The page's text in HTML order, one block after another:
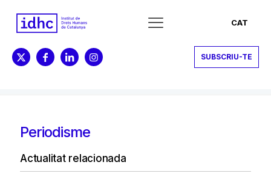
CAT
SUBSCRIU-TE
Periodisme
Actualitat relacionada